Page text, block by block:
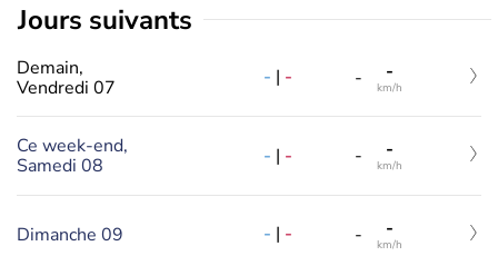
jours suivants
Demain,
Vendredi 07
- | - - -
km/h
Ce week-end,
Samedi 08
- | - - -
km/h
Dimanche 09 - | - - -
km/h